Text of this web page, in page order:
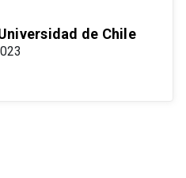
de Chile